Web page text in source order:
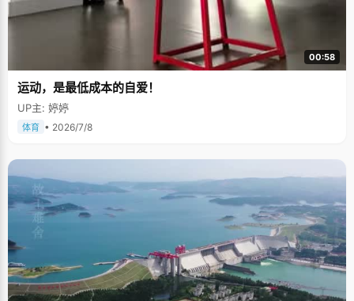
00:58
运动，是最低成本的自爱！
UP主: 婷婷
体育 • 2026/7/8